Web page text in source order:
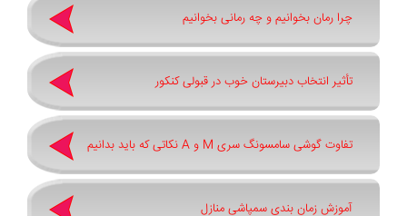
چرا رمان بخوانیم و چه رمانی بخوانیم
تأثیر انتخاب دبیرستان خوب در قبولی کنکور
تفاوت گوشی سامسونگ سری ‏M‏ و ‏A نکاتی که باید بدانیم
آموزش زمان بندی سمپاشی منازل